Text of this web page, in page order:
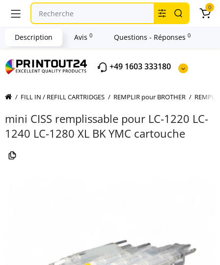
+49 1603 333180
0
FILL IN / REFILL CARTRIDGES REMPLIR pour BROTHER
mini CISS remplissable pour LC-1220 LC-
1240 LC-1280 XL BK YMC cartouche
Description Avis 0 Questions - Réponses 0